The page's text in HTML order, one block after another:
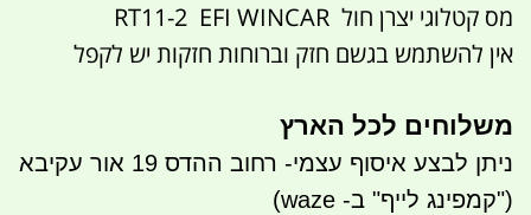
מס קטלוגי יצרן חול RT11-2 EFI WINCAR
אין להשתמש בגשם חזק וברוחות חזקות יש לקפל
משלוחים לכל הארץ
ניתן לבצע איסוף עצמי- רחוב ההדס 19 אור עקיבא
("קמפינג לייף" ב- waze)